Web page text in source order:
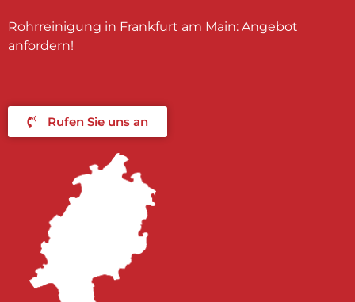
Rohrreinigung in Frankfurt am Main: Angebot
anfordern!
Rufen Sie uns an